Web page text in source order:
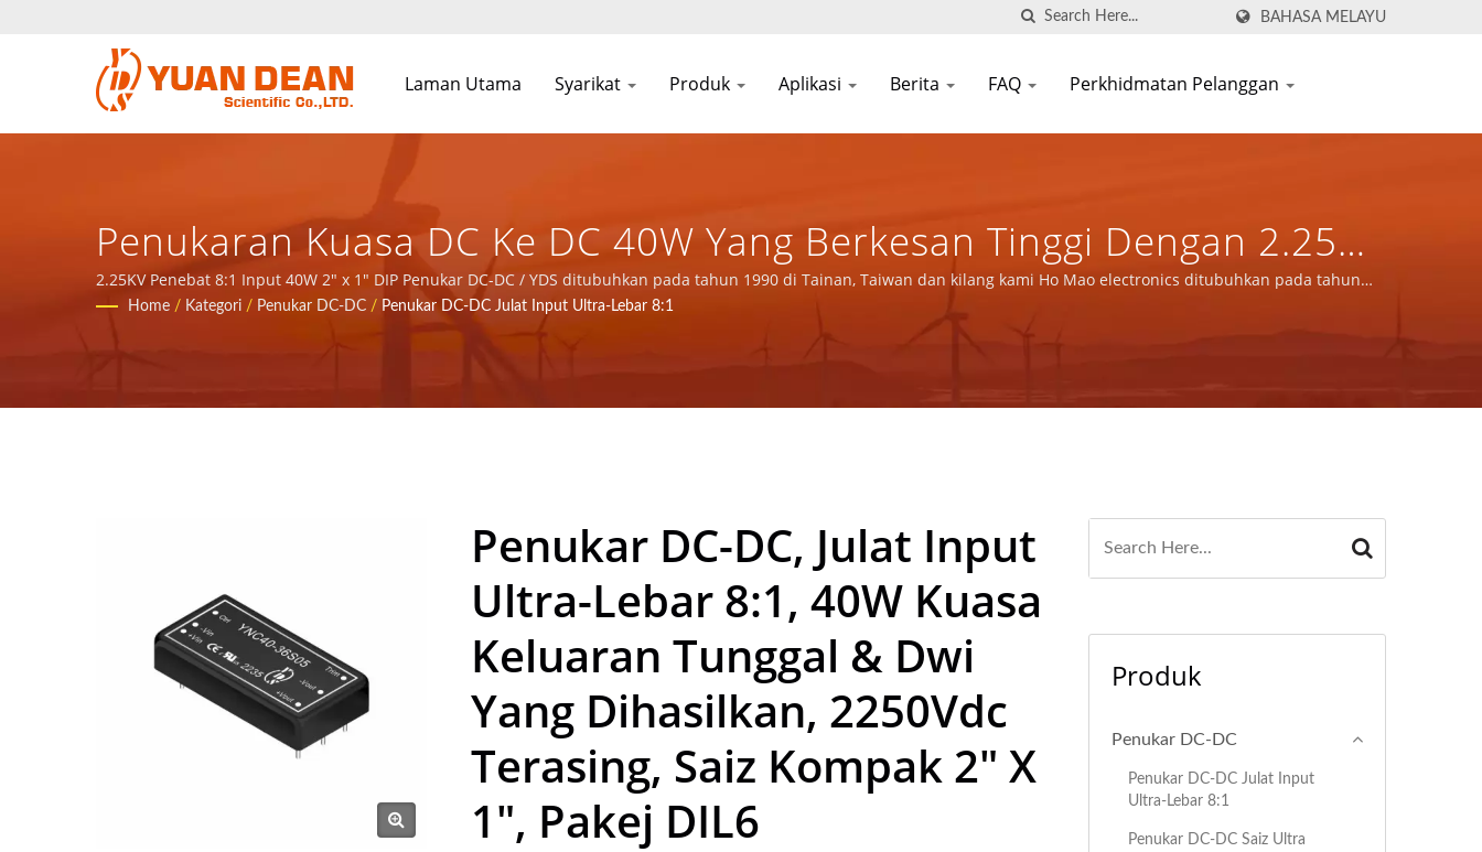
BAHASA MELAYU
Laman Utama Syarikat Produk Aplikasi Berita FAQ Perkhidmatan Pelanggan
Penukaran Kuasa DC Ke DC 40W Yang Berkesan Tinggi Dengan 2.25KV
Penebat Untuk Kawalan Industri, Telekom, Dan Aplikasi Tenaga /
Lebih 32 Tahun Pengeluar Bekalan Kuasa & Komponen Magnetik |
2.25KV Penebat 8:1 Input 40W 2" x 1" DIP Penukar DC-DC / YDS ditubuhkan pada tahun 1990 di Tainan, Taiwan dan kilang kami Ho Mao electronics ditubuhkan pada tahun
1995 di Xiamen, China. Kami adalah pengeluar elektronik terkemuka dengan pensijilan ISO 9001, ISO 14001 dan IATF16949.
Home / Kategori / Penukar DC-DC / Penukar DC-DC Julat Input Ultra-Lebar 8:1
Penukar DC-DC, Julat Input
Ultra-Lebar 8:1, 40W Kuasa
Keluaran Tunggal & Dwi
Yang Dihasilkan, 2250Vdc
Terasing, Saiz Kompak 2" X
1", Pakej DIL6
Produk
Penukar DC-DC
Penukar DC-DC Julat Input
Ultra-Lebar 8:1
Penukar DC-DC Saiz Ultra